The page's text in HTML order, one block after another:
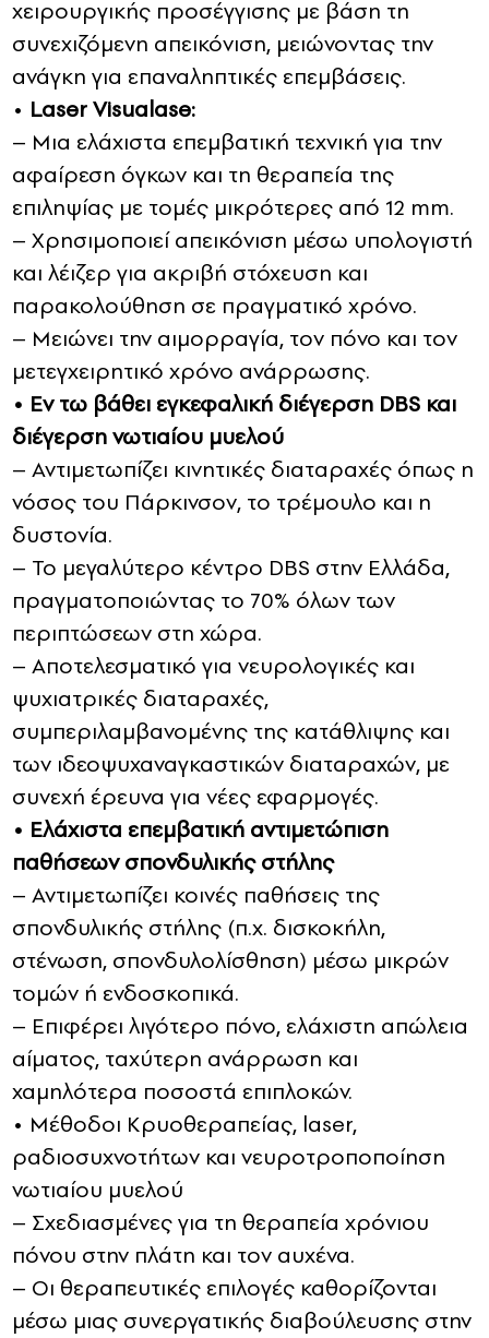
χειρουργικής προσέγγισης με βάση τη
συνεχιζόμενη απεικόνιση, μειώνοντας την
ανάγκη για επαναληπτικές επεμβάσεις.
• Laser Visualase:
– Μια ελάχιστα επεμβατική τεχνική για την
αφαίρεση όγκων και τη θεραπεία της
επιληψίας με τομές μικρότερες από 12 mm.
– Χρησιμοποιεί απεικόνιση μέσω υπολογιστή
και λέιζερ για ακριβή στόχευση και
παρακολούθηση σε πραγματικό χρόνο.
– Μειώνει την αιμορραγία, τον πόνο και τον
μετεγχειρητικό χρόνο ανάρρωσης.
• Εν τω βάθει εγκεφαλική διέγερση DBS και
διέγερση νωτιαίου μυελού
– Αντιμετωπίζει κινητικές διαταραχές όπως η
νόσος του Πάρκινσον, το τρέμουλο και η
δυστονία.
– Το μεγαλύτερο κέντρο DBS στην Ελλάδα,
πραγματοποιώντας το 70% όλων των
περιπτώσεων στη χώρα.
– Αποτελεσματικό για νευρολογικές και
ψυχιατρικές διαταραχές,
συμπεριλαμβανομένης της κατάθλιψης και
των ιδεοψυχαναγκαστικών διαταραχών, με
συνεχή έρευνα για νέες εφαρμογές.
• Ελάχιστα επεμβατική αντιμετώπιση
παθήσεων σπονδυλικής στήλης
– Αντιμετωπίζει κοινές παθήσεις της
σπονδυλικής στήλης (π.χ. δισκοκήλη,
στένωση, σπονδυλολίσθηση) μέσω μικρών
τομών ή ενδοσκοπικά.
– Επιφέρει λιγότερο πόνο, ελάχιστη απώλεια
αίματος, ταχύτερη ανάρρωση και
χαμηλότερα ποσοστά επιπλοκών.
• Μέθοδοι Κρυοθεραπείας, laser,
ραδιοσυχνοτήτων και νευροτροποποίηση
νωτιαίου μυελού
– Σχεδιασμένες για τη θεραπεία χρόνιου
πόνου στην πλάτη και τον αυχένα.
– Οι θεραπευτικές επιλογές καθορίζονται
μέσω μιας συνεργατικής διαβούλευσης στην